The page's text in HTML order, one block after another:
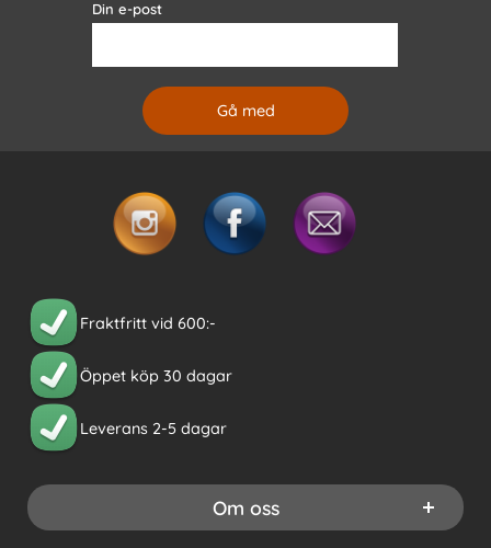
Din e-post
Fraktfritt vid 600:-
Öppet köp 30 dagar
Leverans 2-5 dagar
Om oss